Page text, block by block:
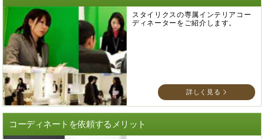
スタイリクスの専属インテリアコー
ディネーターをご紹介します。
詳しく見る
コーディネートを依頼するメリット